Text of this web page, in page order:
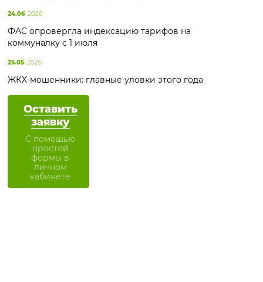
Оставить
заявку
С помощью
простой
формы в
личном
кабинете
24.06 2026
ФАС опровергла индексацию тарифов на
коммуналку с 1 июля
25.05 2026
ЖКХ-мошенники: главные уловки этого года